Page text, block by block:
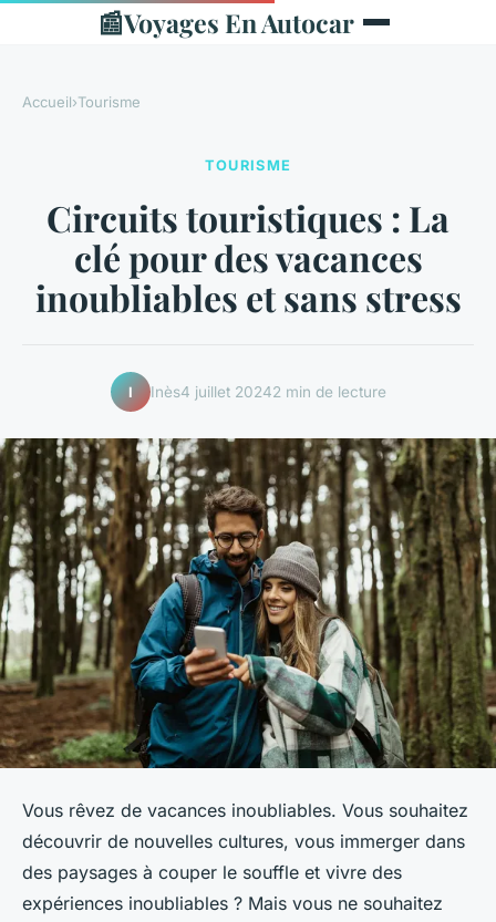
📰Voyages En Autocar
Accueil›Tourisme
TOURISME
Circuits touristiques : La
clé pour des vacances
inoubliables et sans stress
I Inès4 juillet 20242 min de lecture
Vous rêvez de vacances inoubliables. Vous souhaitez
découvrir de nouvelles cultures, vous immerger dans
des paysages à couper le souffle et vivre des
expériences inoubliables ? Mais vous ne souhaitez